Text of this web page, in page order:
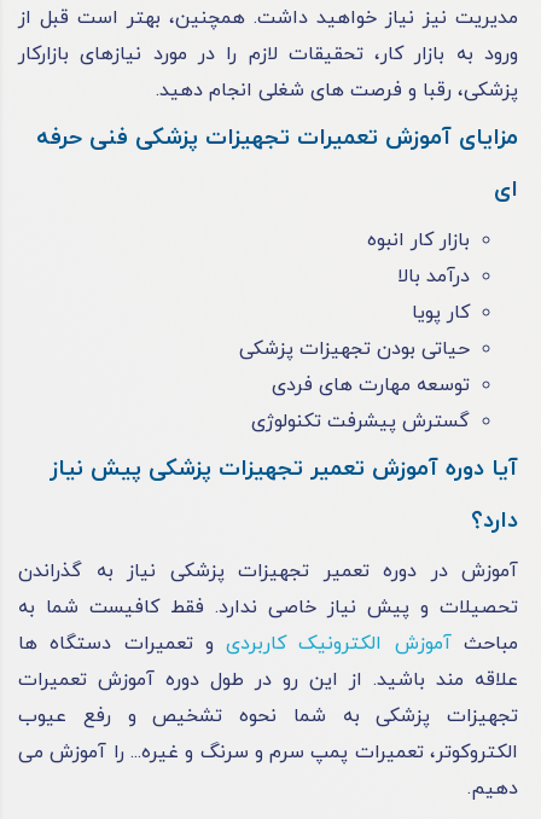
مدیریت نیز نیاز خواهید داشت. همچنین، بهتر است قبل از
ورود به بازار کار، تحقیقات لازم را در مورد نیازهای بازارکار
پزشکی، رقبا و فرصت های شغلی انجام دهید.
مزایای آموزش تعمیرات تجهیزات پزشکی فنی حرفه
ای
بازار کار انبوه
درآمد بالا
کار پویا
حیاتی بودن تجهیزات پزشکی
توسعه مهارت ‌های فردی
گسترش پیشرفت تکنولوژی
آیا دوره آموزش تعمیر تجهیزات پزشکی پیش نیاز
دارد؟
آموزش در دوره تعمیر تجهیزات پزشکی نیاز به گذراندن
تحصیلات و پیش نیاز خاصی ندارد. فقط کافیست شما به
مباحثآموزش الکترونیک کاربردیو تعمیرات دستگاه ها
علاقه مند باشید. از این رو در طول دوره آموزش تعمیرات
تجهیزات پزشکی به شما نحوه تشخیص و رفع عیوب
الکتروکوتر، تعمیرات پمپ سرم و سرنگ و غیره... را آموزش می
دهیم.